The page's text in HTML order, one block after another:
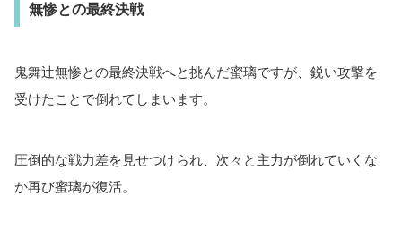
無惨との最終決戦
鬼舞辻無惨との最終決戦へと挑んだ蜜璃ですが、鋭い攻撃を
受けたことで倒れてしまいます。
圧倒的な戦力差を見せつけられ、次々と主力が倒れていくな
か再び蜜璃が復活。